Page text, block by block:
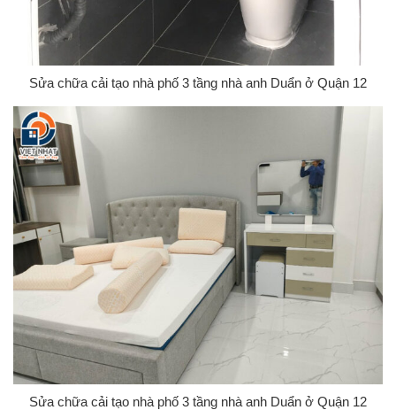
Sửa chữa cải tạo nhà phố 3 tầng nhà anh Duẩn ở Quận 12
Sửa chữa cải tạo nhà phố 3 tầng nhà anh Duẩn ở Quận 12